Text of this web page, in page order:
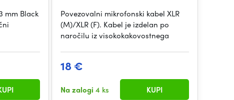
mm Black
Povezovalni mikrofonski kabel XLR
(M)/XLR (F). Kabel je izdelan po
naročilu iz visokokakovostnega
18 €
Na zalogi 4 ks KUPI